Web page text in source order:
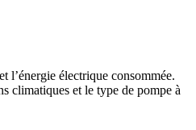
l’énergie électrique consommée.
climatiques et le type de pompe à